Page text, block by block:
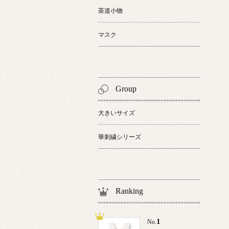
茶道小物
マスク
Group
大きいサイズ
華刺繍シリーズ
Ranking
No. 1